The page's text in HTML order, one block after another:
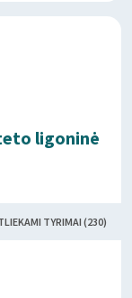
ligoninė
TYRIMAI (230)